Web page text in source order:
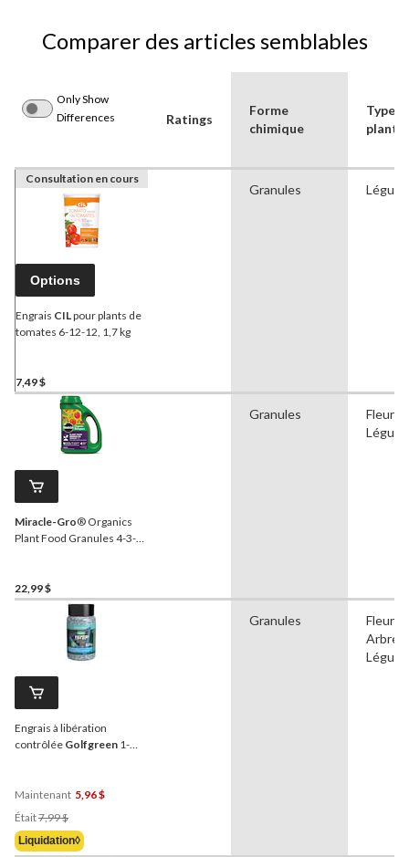
Comparer des articles semblables
Only Show
Differences
Ratings
Forme
chimique
Type
plante
Consultation en cours
Options
Engrais CILpour plants de
tomates 6-12-12, 1,7 kg
7,49 $
Granules
Miracle-Gro® Organics
Plant Food Granules 4-3-7,
22,99 $
Granules
Fleurs,
Engrais à libération
contrôlée Golfgreen 1-
Maintenant 5,96 $
Était7,99 $
Était
7,99 $
Liquidation◊
Granules
Fleurs,
Arbres,